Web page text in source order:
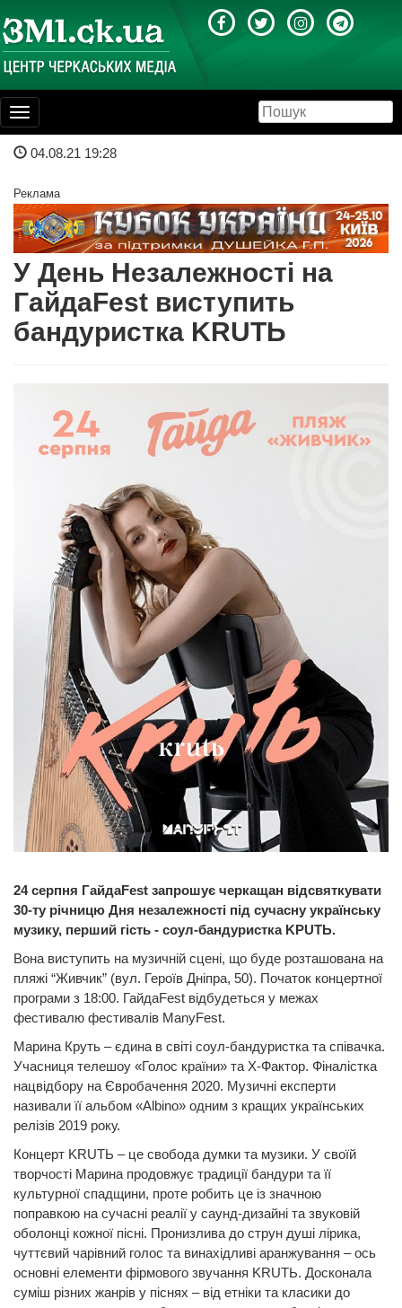
Toggle
navigation
04.08.21 19:28
Реклама
У День Незалежності на
ГайдаFest виступить
бандуристка KRUTЬ
24 серпня ГайдаFest запрошує черкащан відсвяткувати
30-ту річницю Дня незалежності під сучасну українську
музику, перший гість - соул-бандуристка KРUTЬ.
Вона виступить на музичній сцені, що буде розташована на
пляжі “Живчик” (вул. Героїв Дніпра, 50). Початок концертної
програми з 18:00. ГайдаFest відбудеться у межах
фестивалю фестивалів ManyFest.
Марина Круть – єдина в світі соул-бандуристка та співачка.
Учасниця телешоу «Голос країни» та Х-Фактор. Фіналістка
нацвідбору на Євробачення 2020. Музичні експерти
називали її альбом «Albino» одним з кращих українських
релізів 2019 року.
Концерт KRUTЬ – це свобода думки та музики. У своїй
творчості Марина продовжує традиції бандури та її
культурної спадщини, проте робить це із значною
поправкою на сучасні реалії у саунд-дизайні та звуковій
оболонці кожної пісні. Пронизлива до струн душі лірика,
чуттєвий чарівний голос та винахідливі аранжування – ось
основні елементи фірмового звучання KRUTЬ. Досконала
суміш різних жанрів у піснях – від етніки та класики до